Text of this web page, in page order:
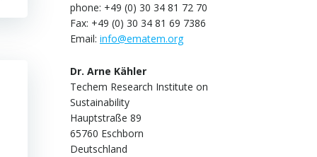
phone: +49 (0) 30 34 81 72 70
Fax: +49 (0) 30 34 81 69 7386
Email: info@ematem.org
Dr. Arne Kähler
Techem Research Institute on
Sustainability
Hauptstraße 89
65760 Eschborn
Deutschland